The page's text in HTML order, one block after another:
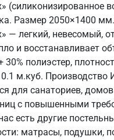
(силиконизированное
Размер 2050×1400
— легкий, невесомый,
и восстанавливает
30% полиэстер,
м.куб. Производство
для санаториев,
с повышенными
есть другие
матрасы, подушки,